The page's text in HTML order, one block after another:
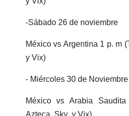
-Sábado 26 de noviembre
México vs Argentina 1 p. m
y Vix)
- Miércoles 30 de Noviembre
México vs Arabia
Azteca, Sky y Vix)